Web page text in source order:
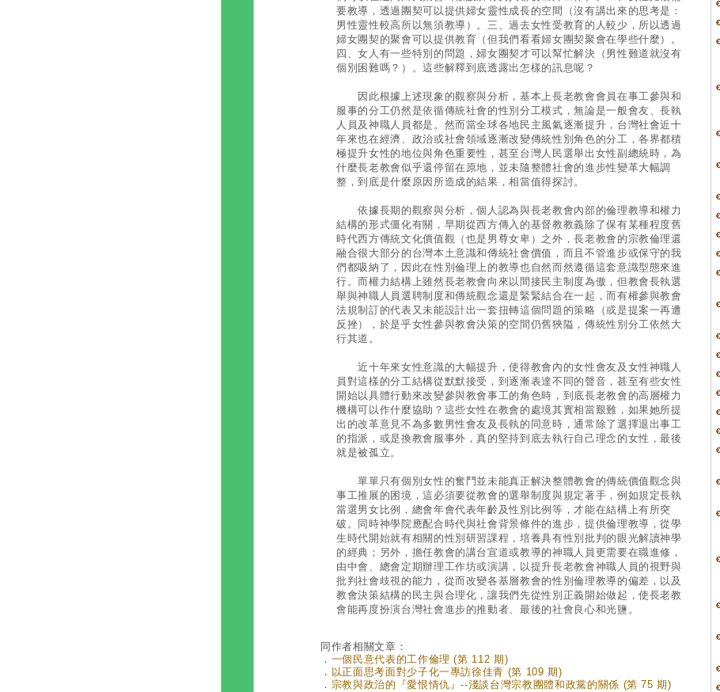
要教導，透過團契可以提供婦女靈性成長的空間（沒有講出來的思考是：
男性靈性較高所以無須教導）。三、過去女性受教育的人較少，所以透過
婦女團契的聚會可以提供教育（但我們看看婦女團契聚會在學些什麼）。
四、女人有一些特別的問題，婦女團契才可以幫忙解決（男性難道就沒有
個別困難嗎？）。這些解釋到底透露出怎樣的訊息呢？
因此根據上述現象的觀察與分析，基本上長老教會會員在事工參與和
服事的分工仍然是依循傳統社會的性別分工模式，無論是一般會友、長執
人員及神職人員都是。然而當全球各地民主風氣逐漸提升，台灣社會近十
年來也在經濟、政治或社會領域逐漸改變傳統性別角色的分工，各界都積
極提升女性的地位與角色重要性，甚至台灣人民選舉出女性副總統時，為
什麼長老教會似乎還停留在原地，並未隨整體社會的進步性變革大幅調
整，到底是什麼原因所造成的結果，相當值得探討。
依據長期的觀察與分析，個人認為與長老教會內部的倫理教導和權力
結構的形式僵化有關，早期從西方傳入的基督教教義除了保有某種程度舊
時代西方傳統文化價值觀（也是男尊女卑）之外，長老教會的宗教倫理還
融合很大部分的台灣本土意識和傳統社會價值，而且不管進步或保守的我
們都吸納了，因此在性別倫理上的教導也自然而然遵循這套意識型態來進
行。而權力結構上雖然長老教會向來以間接民主制度為傲，但教會長執選
舉與神職人員選聘制度和傳統觀念還是緊緊結合在一起，而有權參與教會
法規制訂的代表又未能設計出一套扭轉這個問題的策略（或是提案一再遭
反挫），於是乎女性參與教會決策的空間仍舊狹隘，傳統性別分工依然大
行其道。
近十年來女性意識的大幅提升，使得教會內的女性會友及女性神職人
員對這樣的分工結構從默默接受，到逐漸表達不同的聲音，甚至有些女性
開始以具體行動來改變參與教會事工的角色時，到底長老教會的高層權力
機構可以作什麼協助？這些女性在教會的處境其實相當艱難，如果她所提
出的改革意見不為多數男性會友及長執的同意時，通常除了選擇退出事工
的指派，或是換教會服事外，真的堅持到底去執行自己理念的女性，最後
就是被孤立。
單單只有個別女性的奮鬥並未能真正解決整體教會的傳統價值觀念與
事工推展的困境，這必須要從教會的選舉制度與規定著手，例如規定長執
當選男女比例，總會年會代表年齡及性別比例等，才能在結構上有所突
破。同時神學院應配合時代與社會背景條件的進步，提供倫理教導，從學
生時代開始就有相關的性別研習課程，培養具有性別批判的眼光解讀神學
的經典；另外，擔任教會的講台宣道或教導的神職人員更需要在職進修，
由中會、總會定期辦理工作坊或演講，以提升長老教會神職人員的視野與
批判社會歧視的能力，從而改變各基層教會的性別倫理教導的偏差，以及
教會決策結構的民主與合理化，讓我們先從性別正義開始做起，使長老教
會能再度扮演台灣社會進步的推動者、最後的社會良心和光鹽。
同作者相關文章：
． 一個民意代表的工作倫理 (第 112 期)
． 以正面思考面對少子化一專訪徐佳青 (第 109 期)
． 宗教與政治的『愛恨情仇』--淺談台灣宗教團體和政黨的關係 (第 75 期)